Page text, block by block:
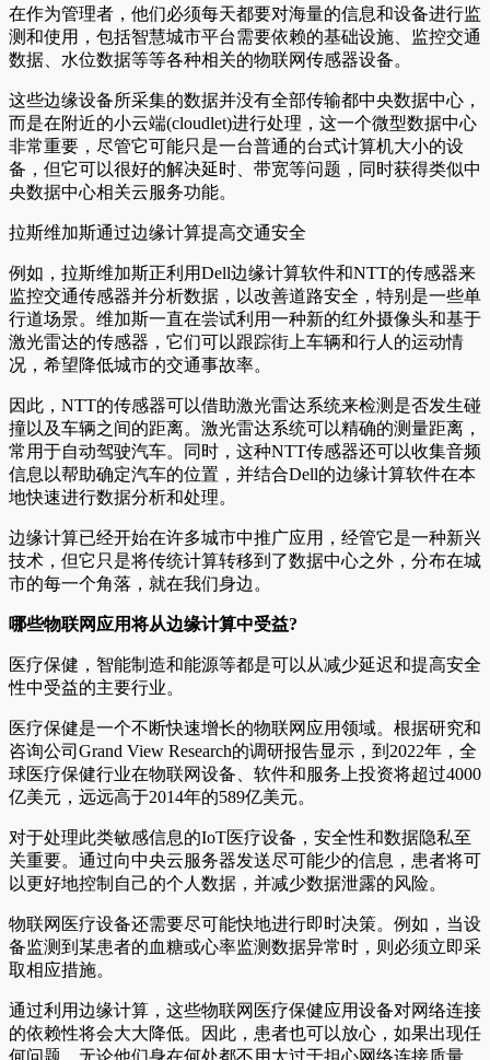
在作为管理者，他们必须每天都要对海量的信息和设备进行监
测和使用，包括智慧城市平台需要依赖的基础设施、监控交通
数据、水位数据等等各种相关的物联网传感器设备。
这些边缘设备所采集的数据并没有全部传输都中央数据中心，
而是在附近的小云端(cloudlet)进行处理，这一个微型数据中心
非常重要，尽管它可能只是一台普通的台式计算机大小的设
备，但它可以很好的解决延时、带宽等问题，同时获得类似中
央数据中心相关云服务功能。
拉斯维加斯通过边缘计算提高交通安全
例如，拉斯维加斯正利用Dell边缘计算软件和NTT的传感器来
监控交通传感器并分析数据，以改善道路安全，特别是一些单
行道场景。维加斯一直在尝试利用一种新的红外摄像头和基于
激光雷达的传感器，它们可以跟踪街上车辆和行人的运动情
况，希望降低城市的交通事故率。
因此，NTT的传感器可以借助激光雷达系统来检测是否发生碰
撞以及车辆之间的距离。激光雷达系统可以精确的测量距离，
常用于自动驾驶汽车。同时，这种NTT传感器还可以收集音频
信息以帮助确定汽车的位置，并结合Dell的边缘计算软件在本
地快速进行数据分析和处理。
边缘计算已经开始在许多城市中推广应用，经管它是一种新兴
技术，但它只是将传统计算转移到了数据中心之外，分布在城
市的每一个角落，就在我们身边。
哪些物联网应用将从边缘计算中受益?
医疗保健，智能制造和能源等都是可以从减少延迟和提高安全
性中受益的主要行业。
医疗保健是一个不断快速增长的物联网应用领域。根据研究和
咨询公司Grand View Research的调研报告显示，到2022年，全
球医疗保健行业在物联网设备、软件和服务上投资将超过4000
亿美元，远远高于2014年的589亿美元。
对于处理此类敏感信息的IoT医疗设备，安全性和数据隐私至
关重要。通过向中央云服务器发送尽可能少的信息，患者将可
以更好地控制自己的个人数据，并减少数据泄露的风险。
物联网医疗设备还需要尽可能快地进行即时决策。例如，当设
备监测到某患者的血糖或心率监测数据异常时，则必须立即采
取相应措施。
通过利用边缘计算，这些物联网医疗保健应用设备对网络连接
的依赖性将会大大降低。因此，患者也可以放心，如果出现任
何问题，无论他们身在何处都不用太过于担心网络连接质量，